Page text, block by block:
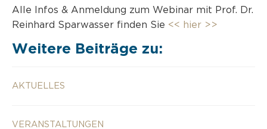
Alle Infos & Anmeldung zum Webinar mit Prof. Dr.
Reinhard Sparwasser finden Sie << hier >>
Weitere Beiträge zu:
AKTUELLES
VERANSTALTUNGEN